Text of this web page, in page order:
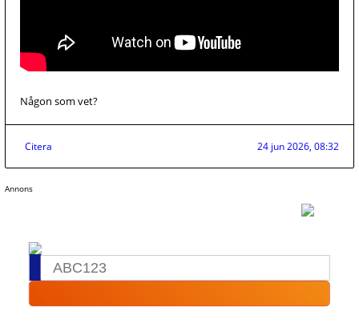
Någon som vet?
Citera 24 jun 2026, 08:32
Annons